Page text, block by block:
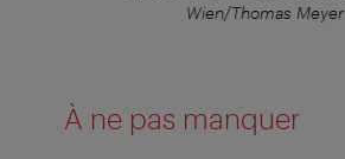
Wien/Thomas Meyer
À ne pas manquer